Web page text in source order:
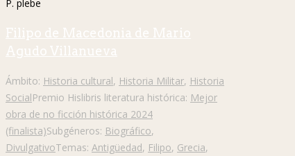
P. plebe
Filipo de Macedonia de Mario
Agudo Villanueva
Ámbito: Historia cultural, Historia Militar, Historia
SocialPremio Hislibris literatura histórica: Mejor
obra de no ficción histórica 2024
(finalista)Subgéneros: Biográfico,
DivulgativoTemas: Antigüedad, Filipo, Grecia,